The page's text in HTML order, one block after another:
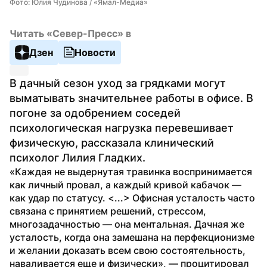
Фото: Юлия Чудинова / «Ямал-Медиа»
Читать «Север-Пресс» в
Дзен
Новости
В дачный сезон уход за грядками могут
выматывать значительнее работы в офисе. В
погоне за одобрением соседей
психологическая нагрузка перевешивает
физическую, рассказала клинический
психолог Лилия Гладких.
«Каждая не выдернутая травинка воспринимается
как личный провал, а каждый кривой кабачок —
как удар по статусу. <...> Офисная усталость часто
связана с принятием решений, стрессом,
многозадачностью — она ментальная. Дачная же
усталость, когда она замешана на перфекционизме
и желании доказать всем свою состоятельность,